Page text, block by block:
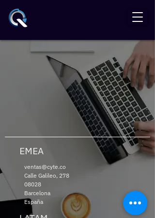
EMEA
ventas@cyte.co
Calle Galileo, 278
08028
Barcelona
España